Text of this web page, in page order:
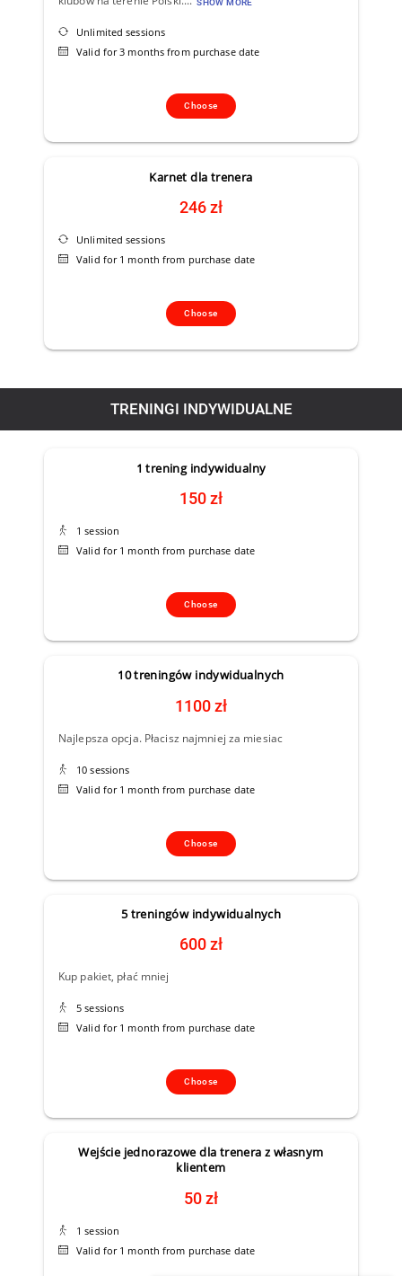
SHOW MORE
Unlimited sessions
Valid for 3 months from purchase date
Choose
Karnet dla trenera
246 zł
Unlimited sessions
Valid for 1 month from purchase date
Choose
TRENINGI INDYWIDUALNE
1 trening indywidualny
150 zł
1 session
Valid for 1 month from purchase date
Choose
10 treningów indywidualnych
1100 zł
Najlepsza opcja. Płacisz najmniej za miesiac
10 sessions
Valid for 1 month from purchase date
Choose
5 treningów indywidualnych
600 zł
Kup pakiet, płać mniej
5 sessions
Valid for 1 month from purchase date
Choose
Wejście jednorazowe dla trenera z własnym
klientem
50 zł
1 session
Valid for 1 month from purchase date